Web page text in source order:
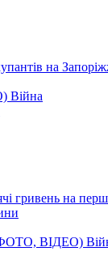
на
Війна
гривень на
(ФОТО, ВІДЕО)